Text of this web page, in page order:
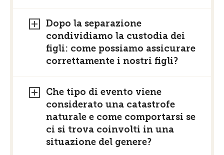
Dopo la separazione
condividiamo la custodia dei
figli: come possiamo assicurare
correttamente i nostri figli?
Che tipo di evento viene
considerato una catastrofe
naturale e come comportarsi se
ci si trova coinvolti in una
situazione del genere?